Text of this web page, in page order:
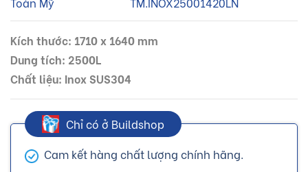
Kích thước: 1710 x 1640 mm
Dung tích: 2500L
Chất liệu: Inox SUS304
Chỉ có ở Buildshop
Cam kết hàng chất lượng chính hãng.